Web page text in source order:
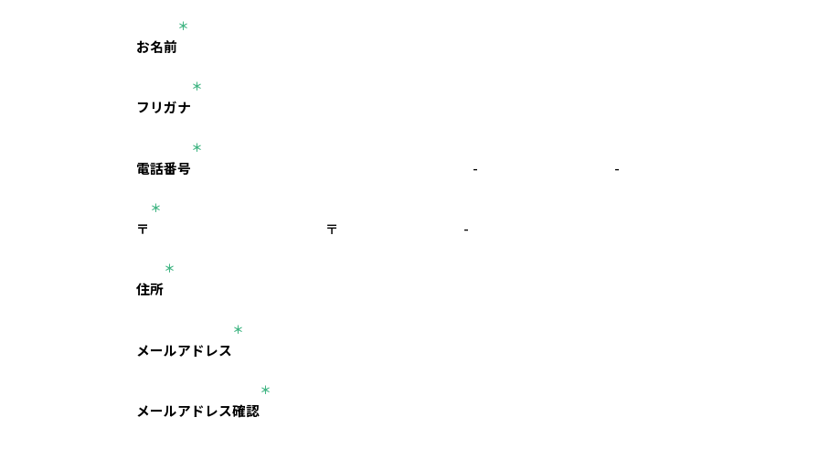
お名前
＊
フリガナ
＊
電話番号
＊
- -
〒
＊
〒 -
住所
＊
メールアドレス
＊
メールアドレス確認
＊